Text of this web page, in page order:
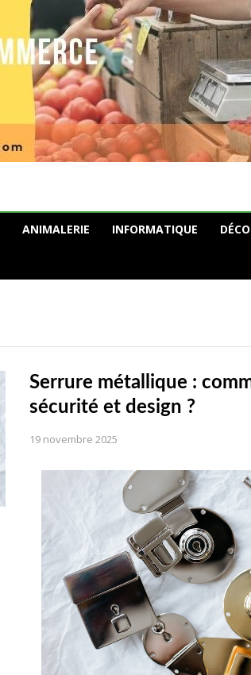
ANIMALERIE INFORMATIQUE
Serrure métallique :
sécurité et design ?
19 novembre 2025